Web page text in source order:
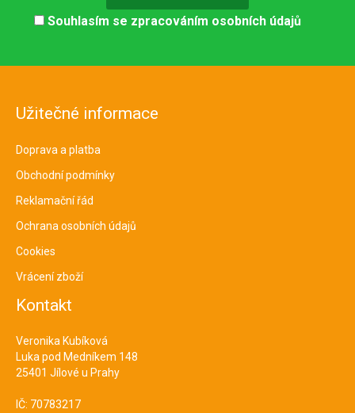
Souhlasím se zpracováním osobních údajů
Užitečné informace
Doprava a platba
Obchodní podmínky
Reklamační řád
Ochrana osobních údajů
Cookies
Vrácení zboží
Kontakt
Veronika Kubíková
Luka pod Medníkem 148
25401 Jílové u Prahy
IČ: 70783217